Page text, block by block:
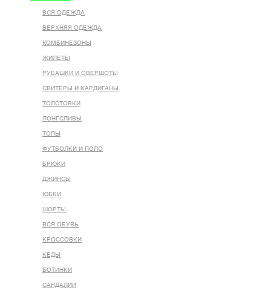
ВСЯ ОДЕЖДА
ВЕРХНЯЯ ОДЕЖДА
КОМБИНЕЗОНЫ
ЖИЛЕТЫ
РУБАШКИ И ОВЕРШОТЫ
СВИТЕРЫ И КАРДИГАНЫ
ТОЛСТОВКИ
ЛОНГСЛИВЫ
ТОПЫ
ФУТБОЛКИ И ПОЛО
БРЮКИ
ДЖИНСЫ
ЮБКИ
ШОРТЫ
ВСЯ ОБУВЬ
КРОССОВКИ
КЕДЫ
БОТИНКИ
САНДАЛИИ